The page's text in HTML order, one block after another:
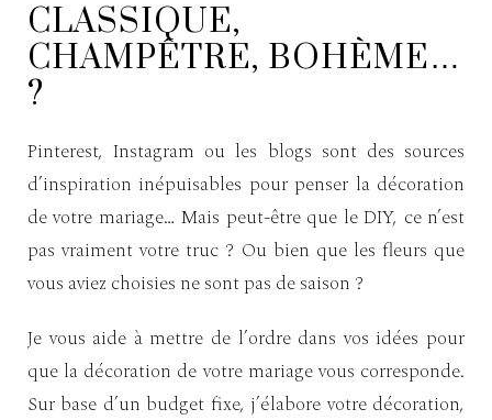
CLASSIQUE,
CHAMPÊTRE, BOHÈME…
?
Pinterest, Instagram ou les blogs sont des sources
d’inspiration inépuisables pour penser la décoration
de votre mariage… Mais peut-être que le DIY, ce n’est
pas vraiment votre truc ? Ou bien que les fleurs que
vous aviez choisies ne sont pas de saison ?
Je vous aide à mettre de l’ordre dans vos idées pour
que la décoration de votre mariage vous corresponde.
Sur base d’un budget fixe, j’élabore votre décoration,